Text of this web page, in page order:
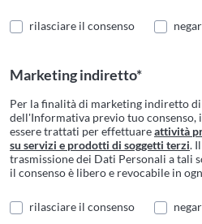
rilasciare il consenso
Marketing indiretto*
Per la finalità di marketing indiretto di
dell'Informativa previo tuo consenso,
essere trattati per effettuareattività
su servizi e prodotti di soggetti terzi.
trasmissione dei Dati Personali a tali
il consenso è libero e revocabile in
rilasciare il consenso